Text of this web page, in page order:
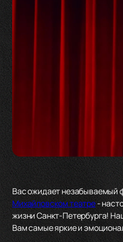
Вас ожидает незабываемый
Михайловском театре-
жизни Санкт-Петербурга!
Вам самые яркие и